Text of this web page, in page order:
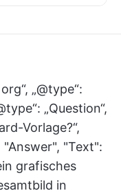
„@type“:
„Question“,
Vorlage?“,
"Text":
grafisches
in